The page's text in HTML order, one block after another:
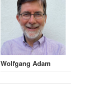
Wolfgang Adam